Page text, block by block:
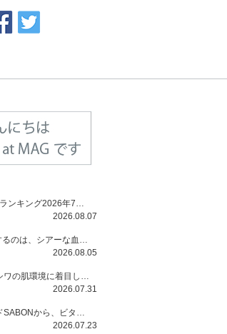
COSME at MAG トータルランキング2026年7月号
2026.08.07
まもなくNARSから登場するのは、シアーな血色感と高揚感が魅力の新作リキッドブラッシュ「インセイシャブル リキッドブラッシュ」と、ゴールデンアワーに染まる空にインスピレーションを得た「アフターグロー リップシャイン」の新色！夏をハックして！
2026.08.05
リンクルショットから、シワの肌環境に着目した初のローションとナイトクリームが登場！デイリーケアで、シワ特有の肌環境を改善し、シワが目立たない肌へと導きます。
2026.07.31
ナチュラルコスメブランドSABONから、ビタミンC配合のビタミンスムージーマスク「ラディアンスマスク」と、ペパーミントにオーガニックハーブを凝縮したジェルの涼感トリートメント美容液「スカルプセラム リフレッシング」が登場！日々のデイリーケアで、過酷な猛暑で疲れた肌や頭皮をサポート、心地よくリフレッシュし、優しく肌を整えます。
2026.07.23